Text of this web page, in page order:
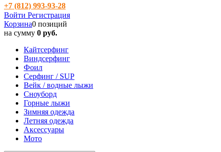
+7 (812) 993-93-28
Войти Регистрация
Корзина0 позиций
на сумму 0 руб.
Кайтсерфинг
Виндсерфинг
Фоил
Серфинг / SUP
Вейк / водные лыжи
Сноуборд
Горные лыжи
Зимняя одежда
Летняя одежда
Аксессуары
Мото